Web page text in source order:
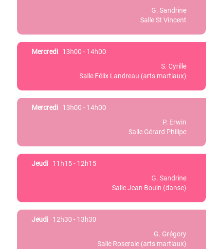
G. Sandrine
Salle St Vincent
Mercredi 13h00 - 14h00
S. Cyrille
Salle Félix Landreau (arts martiaux)
Mercredi 13h00 - 14h00
P. Erwin
Salle Gérard Philipe
Jeudi 11h15 - 12h15
G. Sandrine
Salle Jean Bouin (danse)
Jeudi 12h30 - 13h30
G. Grégory
Salle Roseraie (arts martiaux)